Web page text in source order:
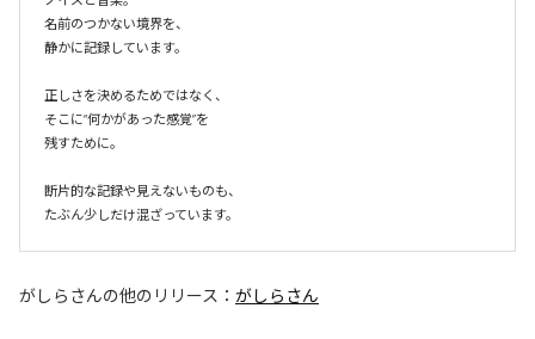
名前のつかない境界を、
静かに記録しています。
正しさを決めるためではなく、
そこに“何かがあった感覚”を
残すために。
断片的な記録や見えないものも、
たぶん少しだけ混ざっています。
がしらさんの他のリリース： がしらさん